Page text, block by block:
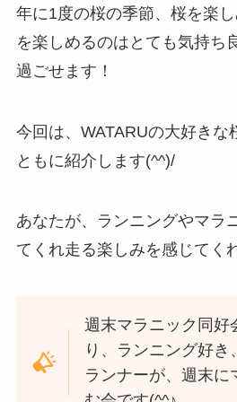
年に1度の桜の季節、桜を楽
を楽しめるのはとても気持ち
過ごせます！
今回は、WATARUの大好きな
ともに紹介します(^^)/
あなたが、ランニングやマラ
てくれ走る楽しみを感じてく
週末マラニック同好
り、ランニング好き
ランナーが、週末に